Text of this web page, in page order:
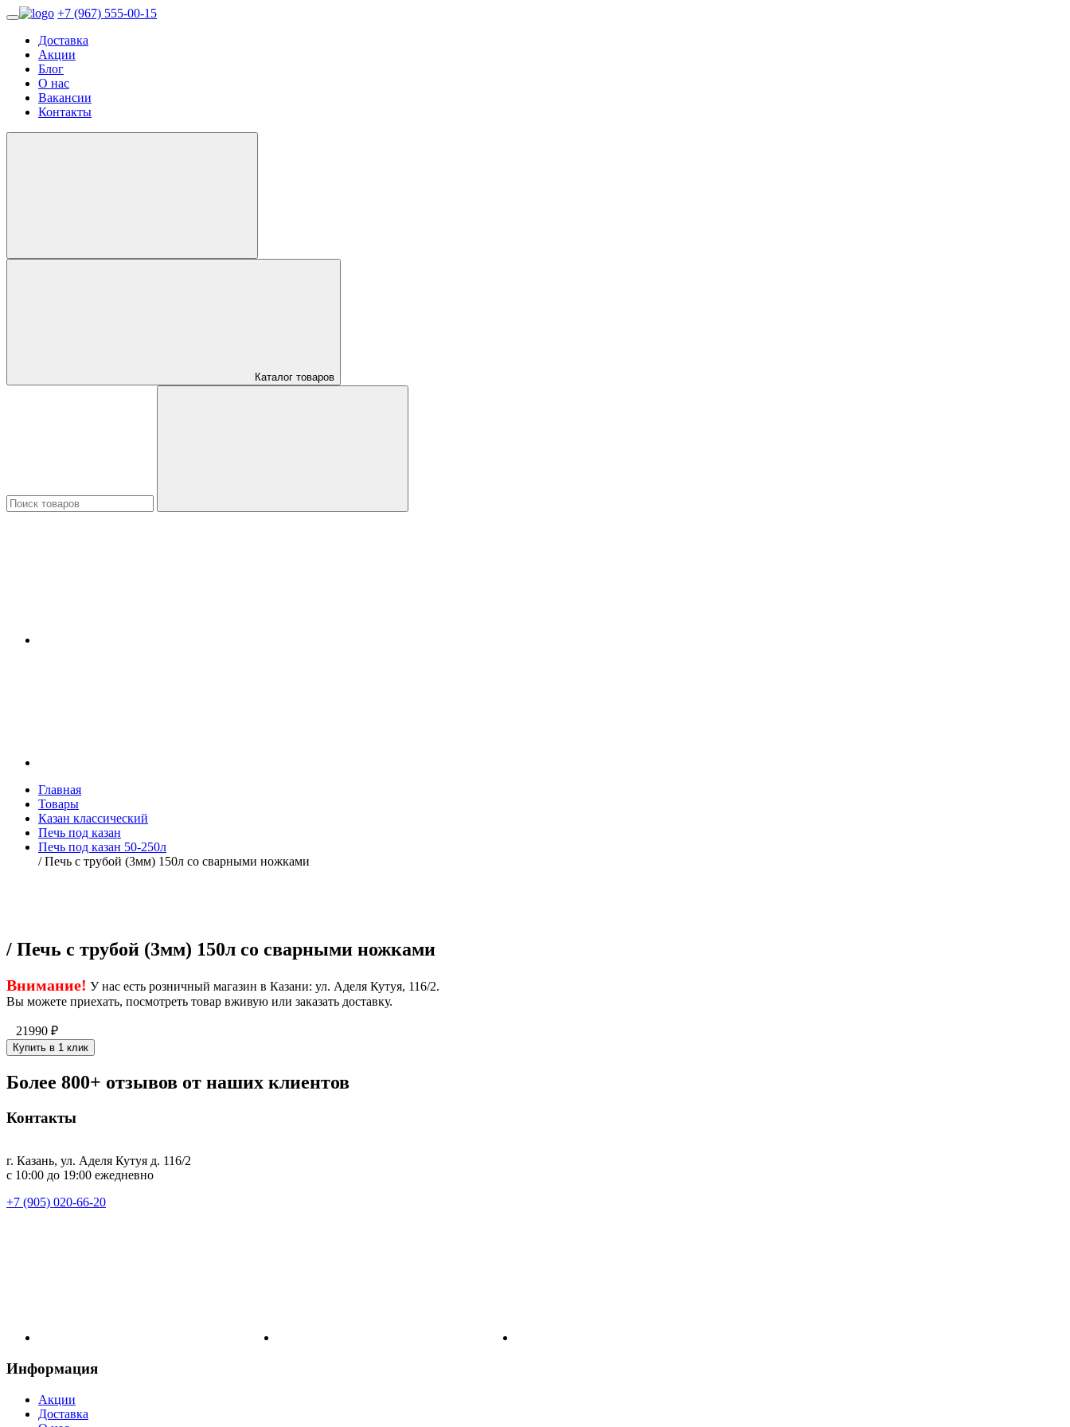
+7 (967) 555-00-15
Доставка
Акции
Блог
О нас
Вакансии
Контакты
Каталог товаров
Главная
Товары
Казан классический
Печь под казан
Печь под казан 50-250л
/ Печь с трубой (3мм) 150л со сварными ножками
/ Печь с трубой (3мм) 150л со сварными ножками
Внимание! У нас есть розничный магазин в Казани: ул. Аделя Кутуя, 116/2.
Вы можете приехать, посмотреть товар вживую или заказать доставку.
21990 ₽
Купить в 1 клик
Более 800+ отзывов от наших клиентов
Контакты
г. Казань, ул. Аделя Кутуя д. 116/2
с 10:00 до 19:00 ежедневно
+7 (905) 020-66-20
Информация
Акции
Доставка